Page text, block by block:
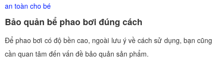
an toàn cho bé
Bảo quản bể phao bơi đúng cách
Để phao bơi có độ bền cao, ngoài lưu ý về cách sử dụng, bạn cũng
cần quan tâm đến vấn đề bảo quản sản phẩm.